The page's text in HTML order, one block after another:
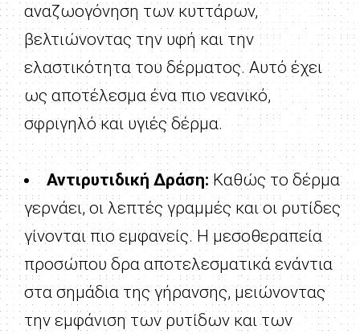
αναζωογόνηση των κυττάρων,
βελτιώνοντας την υφή και την
ελαστικότητα του δέρματος. Αυτό έχει
ως αποτέλεσμα ένα πιο νεανικό,
σφριγηλό και υγιές δέρμα.
Αντιρυτιδική Δράση: Καθώς το δέρμα
γερνάει, οι λεπτές γραμμές και οι ρυτίδες
γίνονται πιο εμφανείς. Η μεσοθεραπεία
προσώπου δρα αποτελεσματικά ενάντια
στα σημάδια της γήρανσης, μειώνοντας
την εμφάνιση των ρυτίδων και των